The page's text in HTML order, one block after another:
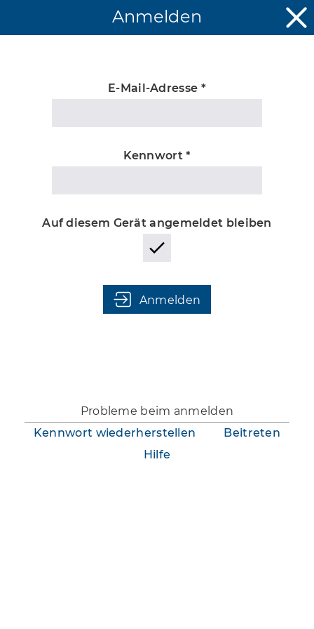
Unbekannter
Anmelden
E-Mail-Adresse *
Kennwort *
Auf diesem Gerät angemeldet bleiben
Anmelden
Probleme beim anmelden
Kennwort wiederherstellen
Beitreten
Hilfe